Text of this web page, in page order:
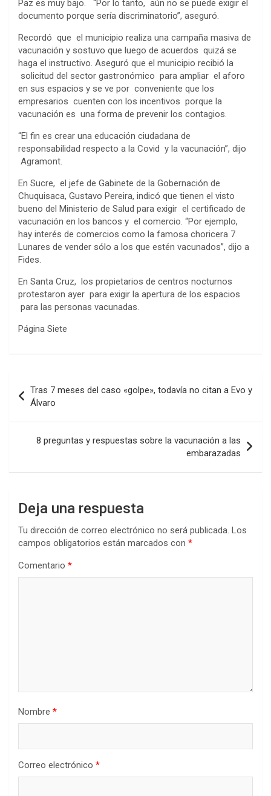
Paz es muy bajo. “Por lo tanto, aún no se puede exigir el
documento porque sería discriminatorio”, aseguró.
Recordó que el municipio realiza una campaña masiva de
vacunación y sostuvo que luego de acuerdos quizá se
haga el instructivo. Aseguró que el municipio recibió la
solicitud del sector gastronómico para ampliar el aforo
en sus espacios y se ve por conveniente que los
empresarios cuenten con los incentivos porque la
vacunación es una forma de prevenir los contagios.
“El fin es crear una educación ciudadana de
responsabilidad respecto a la Covid y la vacunación”, dijo
Agramont.
En Sucre, el jefe de Gabinete de la Gobernación de
Chuquisaca, Gustavo Pereira, indicó que tienen el visto
bueno del Ministerio de Salud para exigir el certificado de
vacunación en los bancos y el comercio. “Por ejemplo,
hay interés de comercios como la famosa choricera 7
Lunares de vender sólo a los que estén vacunados”, dijo a
Fides.
En Santa Cruz, los propietarios de centros nocturnos
protestaron ayer para exigir la apertura de los espacios
para las personas vacunadas.
Página Siete
de
entradas
Tras 7 meses del caso «golpe», todavía no citan a Evo y
Álvaro
8 preguntas y respuestas sobre la vacunación a las
embarazadas
Deja una respuesta
Tu dirección de correo electrónico no será publicada. Los
campos obligatorios están marcados con *
Comentario *
Nombre *
Correo electrónico *